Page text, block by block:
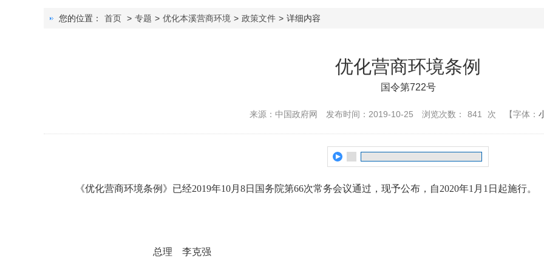
您的位置： 首页 > 专题 > 优化本溪营商环境 > 政策文件 > 详细内容
优化营商环境条例
国令第722号
来源：中国政府网 发布时间：2019-10-25 浏览次数： 841 次 【字体：
《优化营商环境条例》已经2019年10月8日国务院第66次常务会议通过，现予公布，自2020年1月1日起施行。
总理 李克强